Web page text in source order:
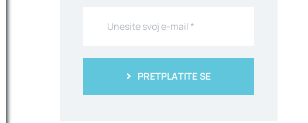
PRETPLATITE SE